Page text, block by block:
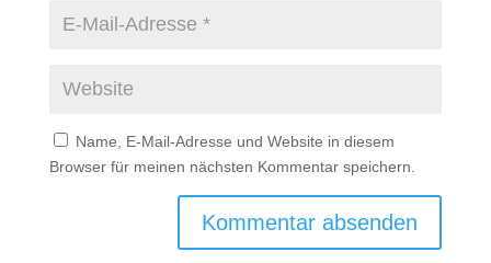
Name, E-Mail-Adresse und Website in diesem
Browser für meinen nächsten Kommentar speichern.